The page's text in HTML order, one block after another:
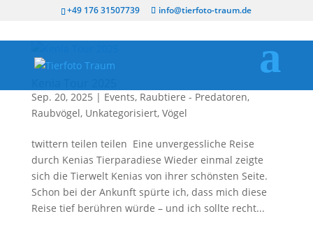
+49 176 31507739 info@tierfoto-traum.de
Sep. 20, 2025 | Events, Raubtiere - Predatoren,
Raubvögel, Unkategorisiert, Vögel
twittern teilen teilen Eine unvergessliche Reise
durch Kenias Tierparadiese Wieder einmal zeigte
sich die Tierwelt Kenias von ihrer schönsten Seite.
Schon bei der Ankunft spürte ich, dass mich diese
Reise tief berühren würde – und ich sollte recht...